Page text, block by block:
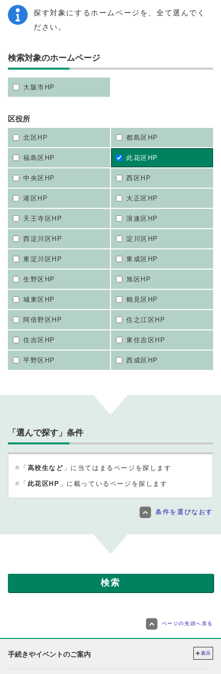
探す対象にするホームページを、全て選んでく
ださい。
検索対象のホームページ
大阪市HP
区役所
北区HP 都島区HP
福島区HP 此花区HP
中央区HP 西区HP
港区HP 大正区HP
天王寺区HP 浪速区HP
西淀川区HP 淀川区HP
東淀川区HP 東成区HP
生野区HP 旭区HP
城東区HP 鶴見区HP
阿倍野区HP 住之江区HP
住吉区HP 東住吉区HP
平野区HP 西成区HP
「選んで探す」条件
「 高校生など 」に当てはまるページを探します
「 此花区HP 」に載っているページを探します
条件を選びなおす
ページの先頭へ戻る
手続きやイベントのご案内 表示